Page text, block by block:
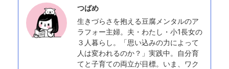
つばめ
生きづらさを抱える豆腐メンタルのア
ラフォー主婦。夫・わたし・小1長女の
３人暮らし。「思い込みの力によって
人は変われるのか？」実践中。自分育
てと子育ての両立が目標。いま、ワク